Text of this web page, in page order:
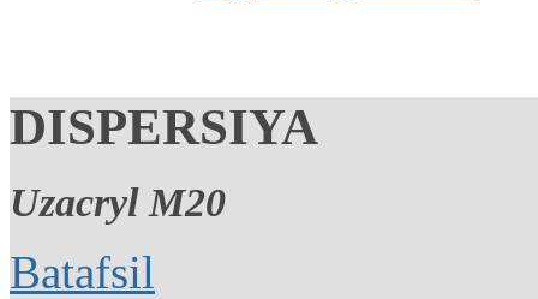
DISPERSIYA
Uzacryl M20
Batafsil